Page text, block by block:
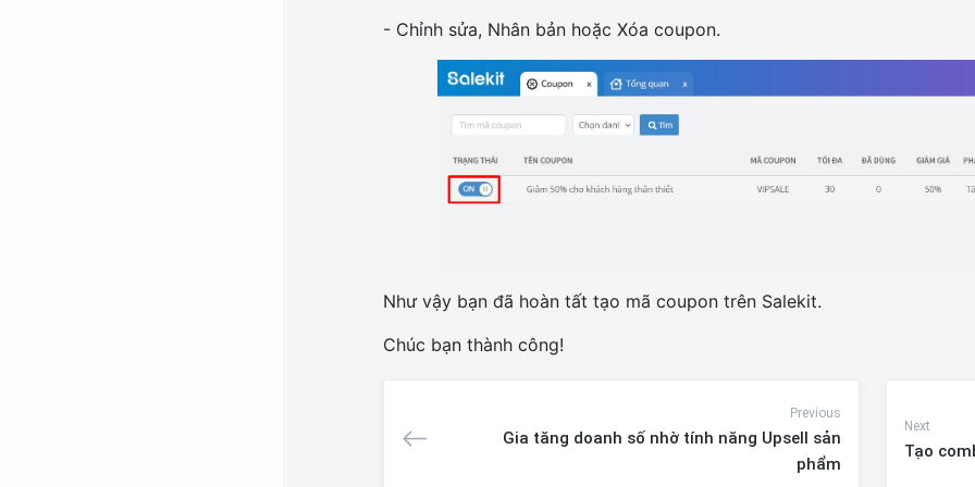
- Chỉnh sửa, Nhân bản hoặc Xóa coupon.
Như vậy bạn đã hoàn tất tạo mã coupon trên Salekit.
Chúc bạn thành công!
Previous
Gia tăng doanh số nhờ tính năng Upsell sản
phẩm
Next
Tạo